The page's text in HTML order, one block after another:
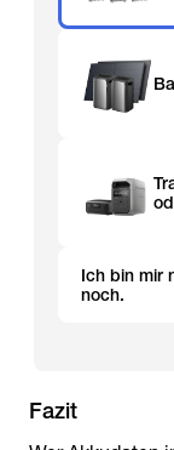
Ich bin mir
noch.
Fazit